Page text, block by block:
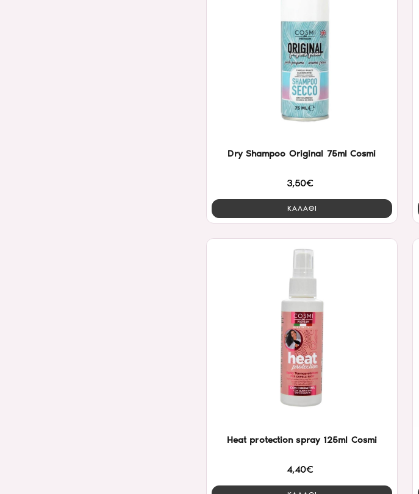
Dry Shampoo Original 75ml Cosmi
3,50€
ΚΑΛΑΘΙ
Heat protection spray 125ml Cosmi
4,40€